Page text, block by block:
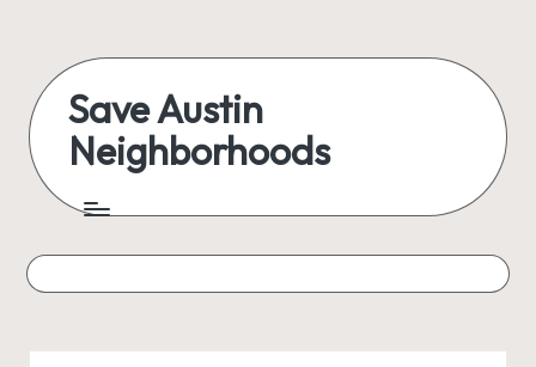
content
Save Austin
Neighborhoods
Austin
everything